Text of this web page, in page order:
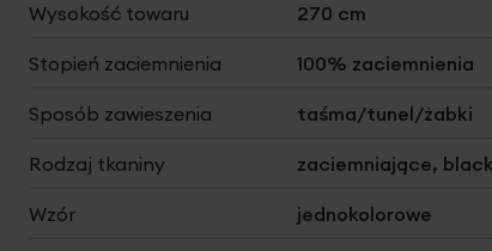
Wysokość towaru 270 cm
Stopień zaciemnienia 100% zaciemnienia
Sposób zawieszenia taśma/tunel/żabki
Rodzaj tkaniny zaciemniające,
Wzór jednokolorowe